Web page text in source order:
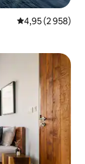
Priemerné
4,95 (2 958)